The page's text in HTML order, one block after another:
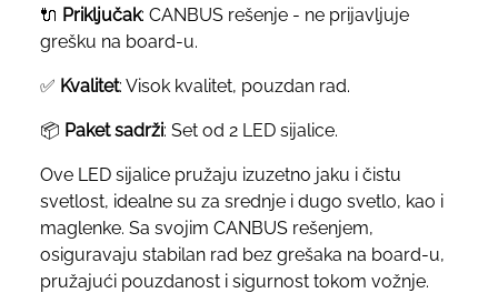
🔌 Priključak: CANBUS rešenje - ne prijavljuje
grešku na board-u.
✅ Kvalitet: Visok kvalitet, pouzdan rad.
📦 Paket sadrži: Set od 2 LED sijalice.
Ove LED sijalice pružaju izuzetno jaku i čistu
svetlost, idealne su za srednje i dugo svetlo, kao i
maglenke. Sa svojim CANBUS rešenjem,
osiguravaju stabilan rad bez grešaka na board-u,
pružajući pouzdanost i sigurnost tokom vožnje.